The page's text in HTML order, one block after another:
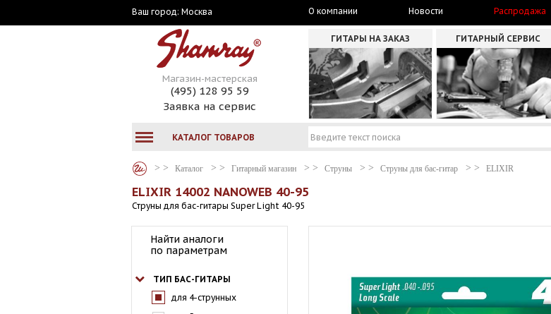
Ваш город: Москва О компании Новости Распродажа
Магазин-мастерская
(495) 128 95 59
Заявка на сервис
ГИТАРЫ НА ЗАКАЗ ГИТАРНЫЙ СЕРВИС
КАТАЛОГ ТОВАРОВ
Каталог Гитарный магазин Струны Струны для бас-гитар ELIXIR
ELIXIR 14002 NANOWEB 40-95
Струны для бас-гитары Super Light 40-95
Найти аналоги
по параметрам
ТИП БАС-ГИТАРЫ
для 4-струнных